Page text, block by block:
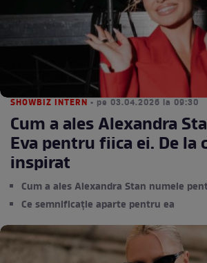
SHOWBIZ INTERN • pe 03.04.2026 la 09:30
Cum a ales Alexandra
Eva pentru fiica ei. De la
inspirat
Cum a ales Alexandra Stan numele
Ce semnificație aparte pentru ea